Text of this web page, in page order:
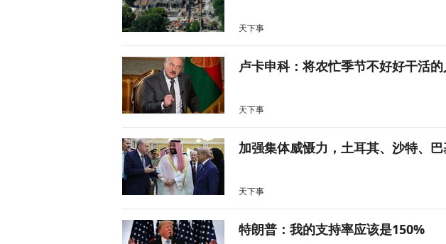
天下事
卢卡申科：将农忙季节不好好干活
天下事
加强集体威慑力，土耳其、沙特、
天下事
特朗普：我的支持率应该是150%